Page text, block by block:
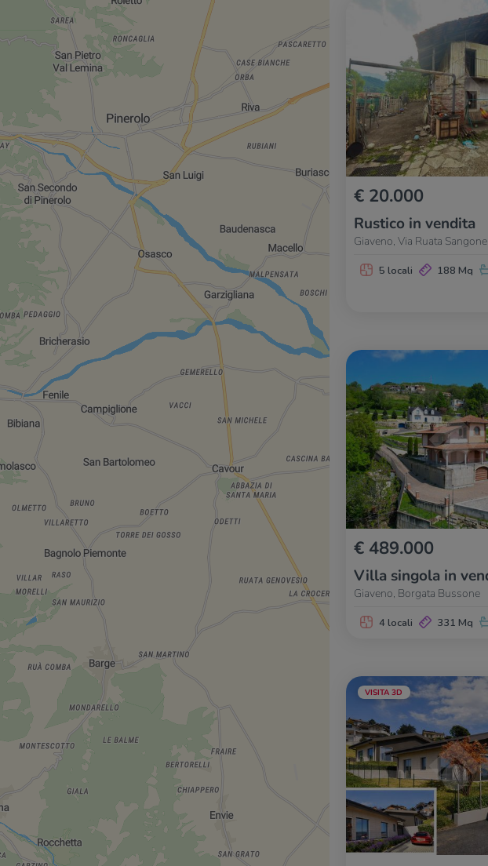
€ 20.000
Rustico in vendita
Giaveno, Via Ruata Sangone
5 locali 188 Mq
€ 489.000
Villa singola in
Giaveno, Borgata Bussone
4 locali 331 Mq
VISITA 3D